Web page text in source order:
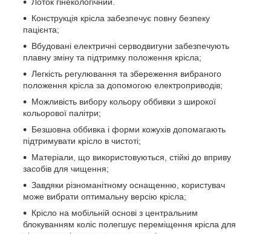
Лоток гінекологічний.
Конструкція крісла забезпечує повну безпеку
пацієнта;
Вбудовані електричні серводвигуни забезпечують
плавну зміну та підтримку положення крісла;
Легкість регулювання та збереження вибраного
положення крісла за допомогою електроприводів;
Можливість вибору кольору оббивки з широкої
кольорової палітри;
Безшовна оббивка і форми кожухів допомагають
підтримувати крісло в чистоті;
Матеріали, що використовуються, стійкі до вприву
засобів для чищення;
Завдяки різноманітному оснащенню, користувач
може вибрати оптимальну версію крісла;
Крісло на мобільній основі з центральним
блокуванням коліс полегшує переміщення крісла для